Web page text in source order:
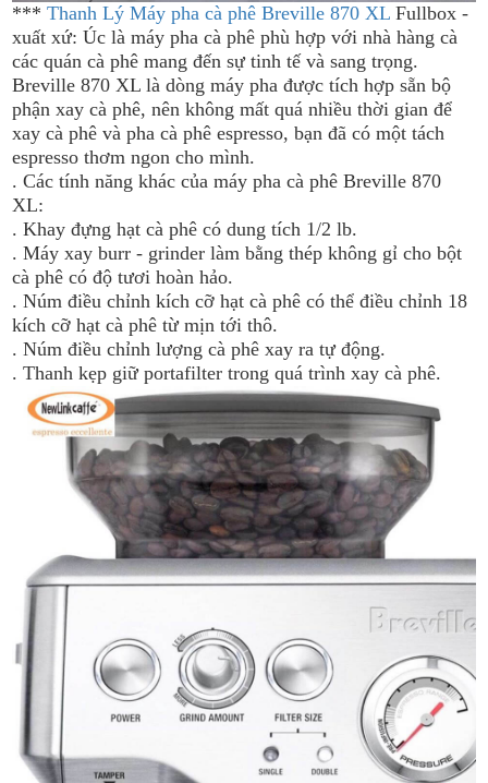
***Thanh Lý Máy pha cà phê Breville 870 XLFullbox -
xuất xứ: Úc là máy pha cà phê phù hợp với nhà hàng cà
các quán cà phê mang đến sự tinh tế và sang trọng.
Breville 870 XL là dòng máy pha được tích hợp sẵn bộ
phận xay cà phê, nên không mất quá nhiều thời gian để
xay cà phê và pha cà phê espresso, bạn đã có một tách
espresso thơm ngon cho mình.
. Các tính năng khác của máy pha cà phê Breville 870
XL:
. Khay đựng hạt cà phê có dung tích 1/2 lb.
. Máy xay burr - grinder làm bằng thép không gỉ cho bột
cà phê có độ tươi hoàn hảo.
. Núm điều chỉnh kích cỡ hạt cà phê có thể điều chỉnh 18
kích cỡ hạt cà phê từ mịn tới thô.
. Núm điều chỉnh lượng cà phê xay ra tự động.
. Thanh kẹp giữ portafilter trong quá trình xay cà phê.